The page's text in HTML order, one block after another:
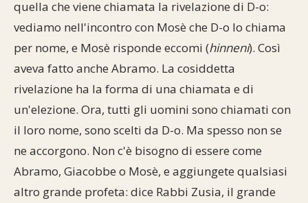
quella che viene chiamata la rivelazione di D-o:
vediamo nell'incontro con Mosè che D-o lo chiama
per nome, e Mosè risponde eccomi (hinneni). Così
aveva fatto anche Abramo. La cosiddetta
rivelazione ha la forma di una chiamata e di
un'elezione. Ora, tutti gli uomini sono chiamati con
il loro nome, sono scelti da D-o. Ma spesso non se
ne accorgono. Non c'è bisogno di essere come
Abramo, Giacobbe o Mosè, e aggiungete qualsiasi
altro grande profeta: dice Rabbi Zusia, il grande